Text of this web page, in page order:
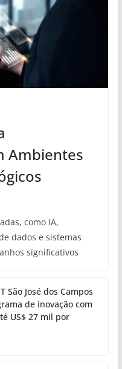
Ambientes
como IA,
dados e sistemas
significativos
São José dos Campos
de inovação com
US$ 27 mil por